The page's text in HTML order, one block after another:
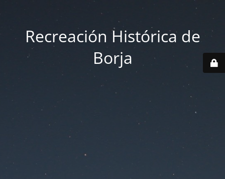
Recreación Histórica de
Borja